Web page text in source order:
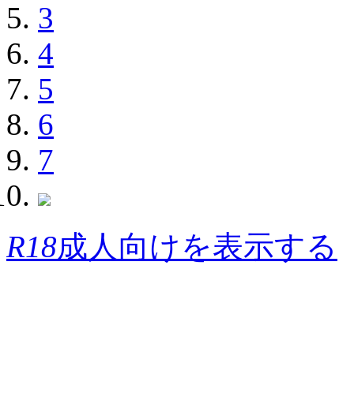
3
4
5
6
7
R18成人向けを表示する